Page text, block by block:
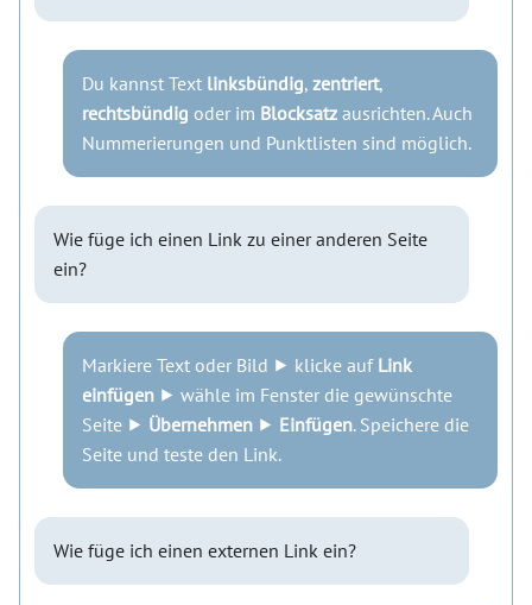
Du kannst Text linksbündig, zentriert,
rechtsbündig oder im Blocksatz ausrichten. Auch
Nummerierungen und Punktlisten sind möglich.
Wie füge ich einen Link zu einer anderen Seite
ein?
Markiere Text oder Bild ⯈ klicke auf Link
einfügen ⯈ wähle im Fenster die gewünschte
Seite ⯈ Übernehmen ⯈ Einfügen. Speichere die
Seite und teste den Link.
Wie füge ich einen externen Link ein?